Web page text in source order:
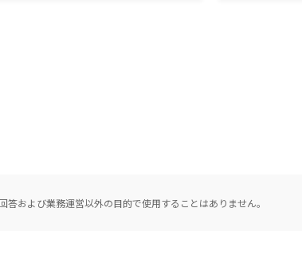
答および業務運営以外の目的で使用することはありません。